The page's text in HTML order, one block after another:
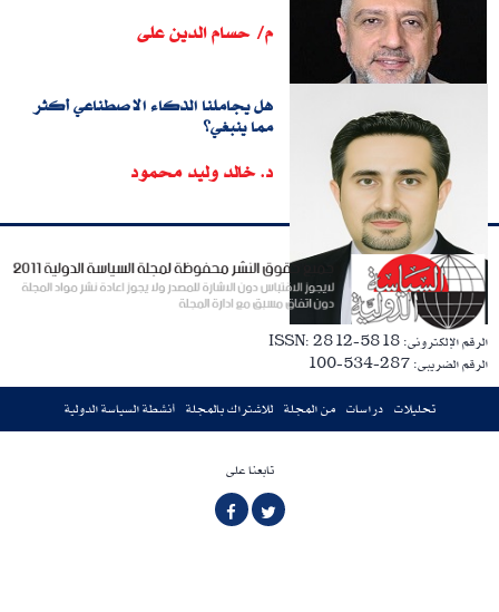
م/ حسام الدين على
هل يجاملنا الذكاء الاصطناعي أكثر
مما ينبغي؟
د. خالد وليد محمود
الرقم الإلكترونى: ISSN: 2812-5818
الرقم الضريبى: 287-534-100
تحليلات دراسات من المجلة للاشتراك بالمجلة أنشطة السياسة الدولية
تابعنا على